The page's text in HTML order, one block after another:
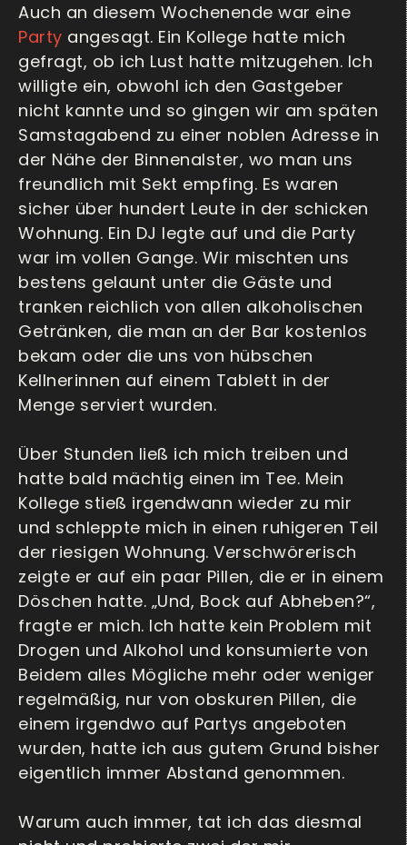
Auch an diesem Wochenende war eine
Party angesagt. Ein Kollege hatte mich
gefragt, ob ich Lust hatte mitzugehen. Ich
willigte ein, obwohl ich den Gastgeber
nicht kannte und so gingen wir am späten
Samstagabend zu einer noblen Adresse in
der Nähe der Binnenalster, wo man uns
freundlich mit Sekt empfing. Es waren
sicher über hundert Leute in der schicken
Wohnung. Ein DJ legte auf und die Party
war im vollen Gange. Wir mischten uns
bestens gelaunt unter die Gäste und
tranken reichlich von allen alkoholischen
Getränken, die man an der Bar kostenlos
bekam oder die uns von hübschen
Kellnerinnen auf einem Tablett in der
Menge serviert wurden.
Über Stunden ließ ich mich treiben und
hatte bald mächtig einen im Tee. Mein
Kollege stieß irgendwann wieder zu mir
und schleppte mich in einen ruhigeren Teil
der riesigen Wohnung. Verschwörerisch
zeigte er auf ein paar Pillen, die er in einem
Döschen hatte. „Und, Bock auf Abheben?“,
fragte er mich. Ich hatte kein Problem mit
Drogen und Alkohol und konsumierte von
Beidem alles Mögliche mehr oder weniger
regelmäßig, nur von obskuren Pillen, die
einem irgendwo auf Partys angeboten
wurden, hatte ich aus gutem Grund bisher
eigentlich immer Abstand genommen.
Warum auch immer, tat ich das diesmal